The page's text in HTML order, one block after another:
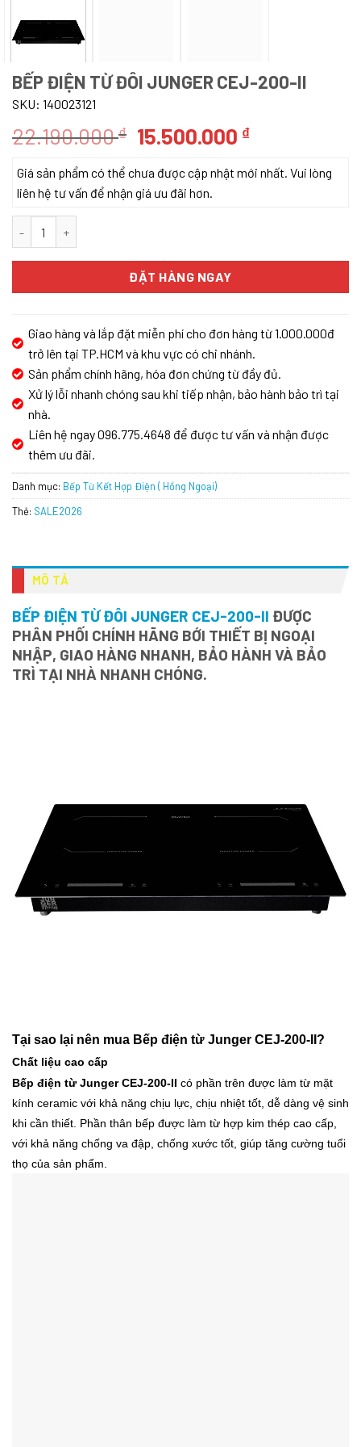
BẾP ĐIỆN TỪ ĐÔI JUNGER CEJ-200-II
SKU: 140023121
22.190.000₫ Giá
là:
22.190.000 ₫.
15.500.000 ₫Giá
tại
Giá sản phẩm có thể chưa được cập nhật mới nhất. Vui lòng
liên hệ tư vấn để nhận giá ưu đãi hơn.
ĐẶT HÀNG NGAY
Giao hàng và lắp đặt miễn phí cho đơn hàng từ 1.000.000đ
trở lên tại TP.HCM và khu vực có chi nhánh.
Sản phẩm chính hãng, hóa đơn chứng từ đầy đủ.
Xử lý lỗi nhanh chóng sau khi tiếp nhận, bảo hành bảo trì tại
nhà.
Liên hệ ngay 096.775.4648 để được tư vấn và nhận được
thêm ưu đãi.
Danh mục: Bếp Từ Kết Hợp Điện ( Hồng Ngoại)
Thẻ: SALE2026
MÔ TẢ
BẾP ĐIỆN TỪ ĐÔI JUNGER CEJ-200-II ĐƯỢC
PHÂN PHỐI CHÍNH HÃNG BỚI THIẾT BỊ NGOẠI
NHẬP, GIAO HÀNG NHANH, BẢO HÀNH VÀ BẢO
TRÌ TẠI NHÀ NHANH CHÓNG.
Tại sao lại nên mua Bếp điện từ Junger CEJ-200-II?
Chất liệu cao cấp
Bếp điện từ Junger CEJ-200-II có phần trên được làm từ mặt
kính ceramic với khả năng chịu lực, chịu nhiệt tốt, dễ dàng vệ sinh
khi cần thiết. Phần thân bếp được làm từ hợp kim thép cao cấp,
với khả năng chống va đập, chống xước tốt, giúp tăng cường tuổi
thọ của sản phẩm.